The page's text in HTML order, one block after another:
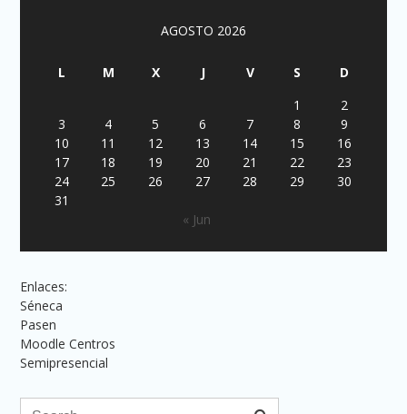
AGOSTO 2026
L M X J V S
D
1
2
3
4 5 6 7 8
9
10
11 12 13 14 15
16
17
18 19 20 21 22
23
24
25 26 27 28 29
30
31
« Jun
Enlaces:
Séneca
Pasen
Moodle Centros
Semipresencial